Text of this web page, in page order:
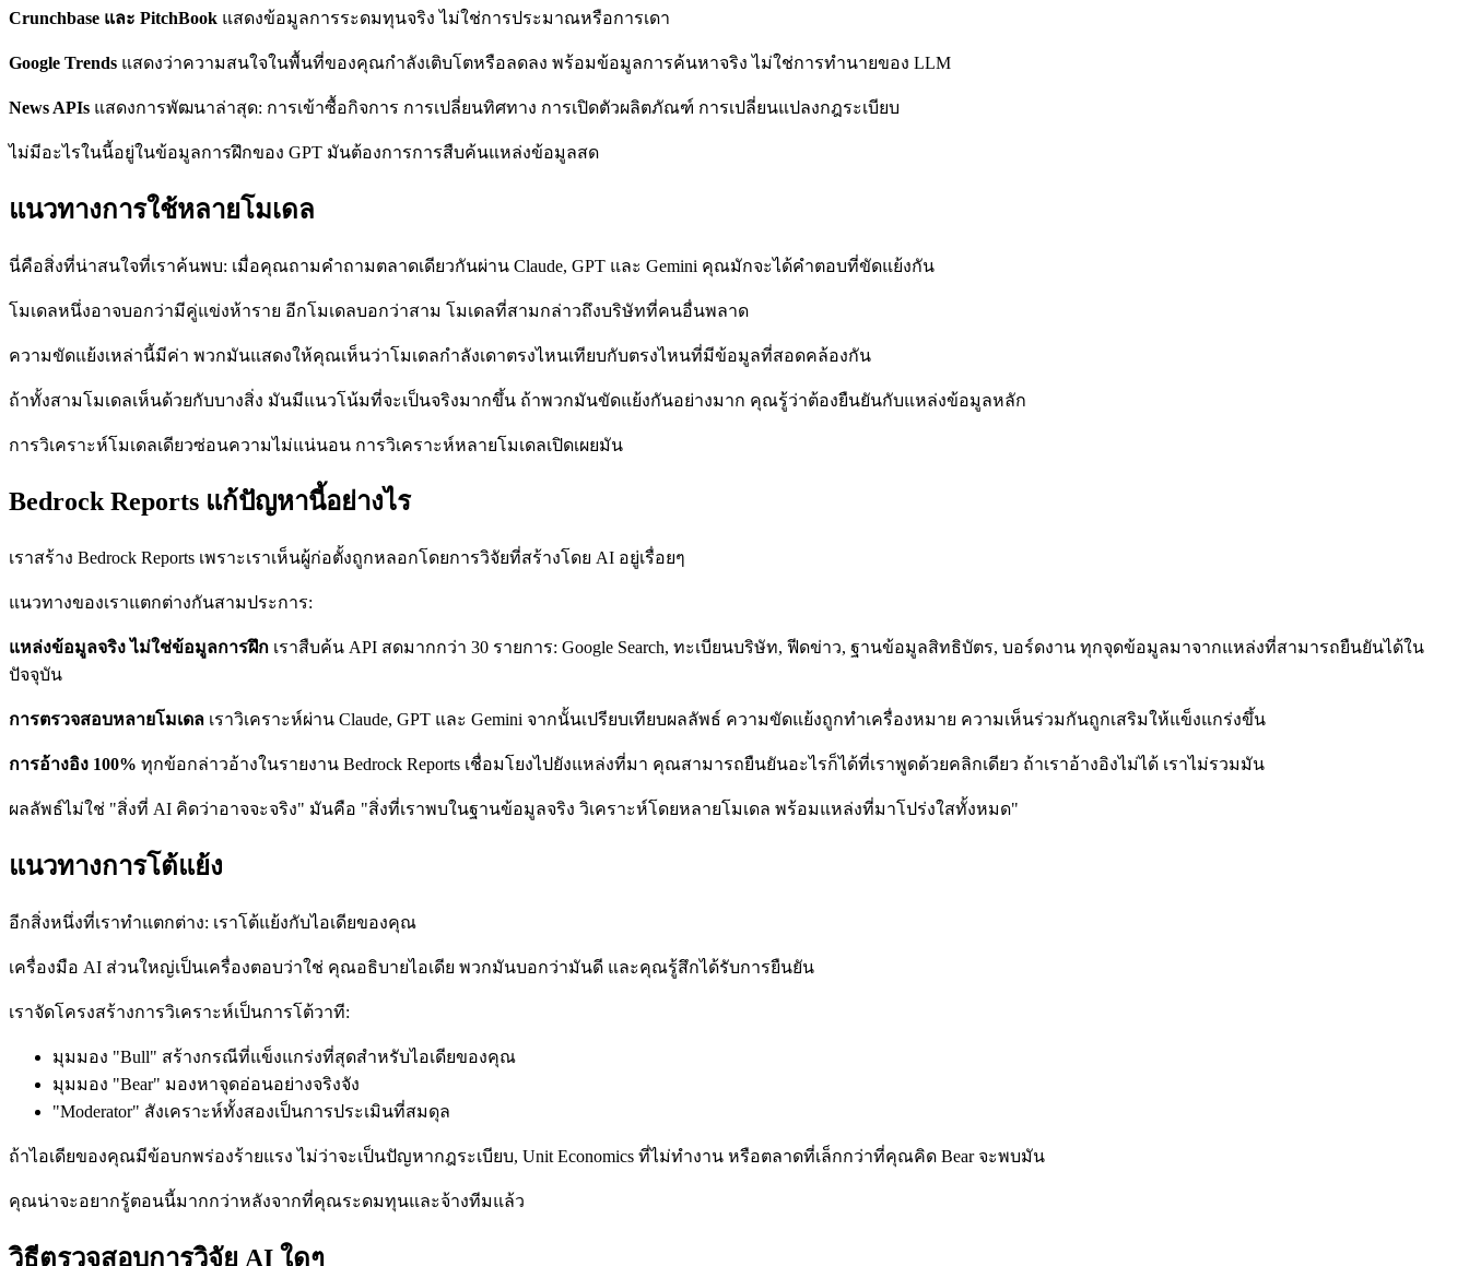
Crunchbase และ PitchBook แสดงข้อมูลการระดมทุนจริง ไม่ใช่การประมาณหรือการเดา
Google Trends แสดงว่าความสนใจในพื้นที่ของคุณกำลังเติบโตหรือลดลง พร้อมข้อมูลการค้นหาจริง ไม่ใช่การทำนายของ LLM
News APIs แสดงการพัฒนาล่าสุด: การเข้าซื้อกิจการ การเปลี่ยนทิศทาง การเปิดตัวผลิตภัณฑ์ การเปลี่ยนแปลงกฎระเบียบ
ไม่มีอะไรในนี้อยู่ในข้อมูลการฝึกของ GPT มันต้องการการสืบค้นแหล่งข้อมูลสด
แนวทางการใช้หลายโมเดล
นี่คือสิ่งที่น่าสนใจที่เราค้นพบ: เมื่อคุณถามคำถามตลาดเดียวกันผ่าน Claude, GPT และ Gemini คุณมักจะได้คำตอบที่ขัดแย้งกัน
โมเดลหนึ่งอาจบอกว่ามีคู่แข่งห้าราย อีกโมเดลบอกว่าสาม โมเดลที่สามกล่าวถึงบริษัทที่คนอื่นพลาด
ความขัดแย้งเหล่านี้มีค่า พวกมันแสดงให้คุณเห็นว่าโมเดลกำลังเดาตรงไหนเทียบกับตรงไหนที่มีข้อมูลที่สอดคล้องกัน
ถ้าทั้งสามโมเดลเห็นด้วยกับบางสิ่ง มันมีแนวโน้มที่จะเป็นจริงมากขึ้น ถ้าพวกมันขัดแย้งกันอย่างมาก คุณรู้ว่าต้องยืนยันกับแหล่งข้อมูลหลัก
การวิเคราะห์โมเดลเดียวซ่อนความไม่แน่นอน การวิเคราะห์หลายโมเดลเปิดเผยมัน
Bedrock Reports แก้ปัญหานี้อย่างไร
เราสร้าง Bedrock Reports เพราะเราเห็นผู้ก่อตั้งถูกหลอกโดยการวิจัยที่สร้างโดย AI อยู่เรื่อยๆ
แนวทางของเราแตกต่างกันสามประการ:
แหล่งข้อมูลจริง ไม่ใช่ข้อมูลการฝึก เราสืบค้น API สดมากกว่า 30 รายการ: Google Search, ทะเบียนบริษัท, ฟีดข่าว, ฐานข้อมูลสิทธิบัตร, บอร์ดงาน ทุกจุดข้อมูลมาจากแหล่งที่สามารถยืนยันได้ใน
ปัจจุบัน
การตรวจสอบหลายโมเดล เราวิเคราะห์ผ่าน Claude, GPT และ Gemini จากนั้นเปรียบเทียบผลลัพธ์ ความขัดแย้งถูกทำเครื่องหมาย ความเห็นร่วมกันถูกเสริมให้แข็งแกร่งขึ้น
การอ้างอิง 100% ทุกข้อกล่าวอ้างในรายงาน Bedrock Reports เชื่อมโยงไปยังแหล่งที่มา คุณสามารถยืนยันอะไรก็ได้ที่เราพูดด้วยคลิกเดียว ถ้าเราอ้างอิงไม่ได้ เราไม่รวมมัน
ผลลัพธ์ไม่ใช่ "สิ่งที่ AI คิดว่าอาจจะจริง" มันคือ "สิ่งที่เราพบในฐานข้อมูลจริง วิเคราะห์โดยหลายโมเดล พร้อมแหล่งที่มาโปร่งใสทั้งหมด"
แนวทางการโต้แย้ง
อีกสิ่งหนึ่งที่เราทำแตกต่าง: เราโต้แย้งกับไอเดียของคุณ
เครื่องมือ AI ส่วนใหญ่เป็นเครื่องตอบว่าใช่ คุณอธิบายไอเดีย พวกมันบอกว่ามันดี และคุณรู้สึกได้รับการยืนยัน
เราจัดโครงสร้างการวิเคราะห์เป็นการโต้วาที:
มุมมอง "Bull" สร้างกรณีที่แข็งแกร่งที่สุดสำหรับไอเดียของคุณ
มุมมอง "Bear" มองหาจุดอ่อนอย่างจริงจัง
"Moderator" สังเคราะห์ทั้งสองเป็นการประเมินที่สมดุล
ถ้าไอเดียของคุณมีข้อบกพร่องร้ายแรง ไม่ว่าจะเป็นปัญหากฎระเบียบ, Unit Economics ที่ไม่ทำงาน หรือตลาดที่เล็กกว่าที่คุณคิด Bear จะพบมัน
คุณน่าจะอยากรู้ตอนนี้มากกว่าหลังจากที่คุณระดมทุนและจ้างทีมแล้ว
วิธีตรวจสอบการวิจัย AI ใดๆ